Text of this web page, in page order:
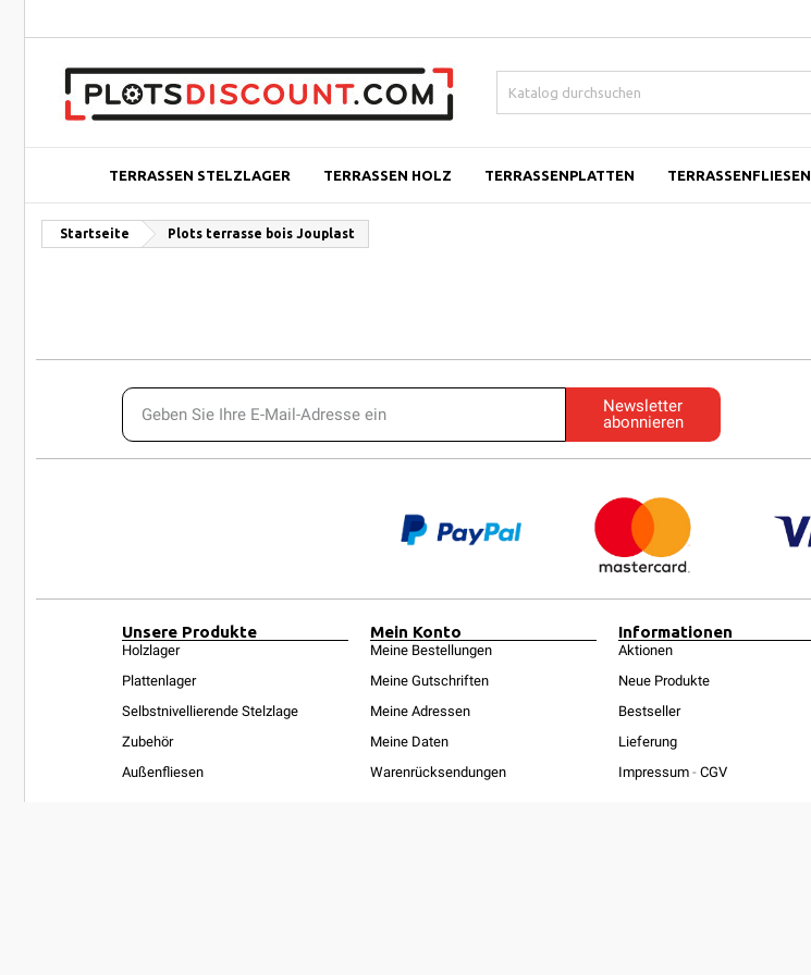
TERRASSEN STELZLAGER TERRASSEN HOLZ TERRASSENPLATTEN TERRASSENFLIESEN
Startseite Plots terrasse bois Jouplast
Newsletter
abonnieren
Unsere Produkte
Holzlager
Plattenlager
Selbstnivellierende Stelzlage
Zubehör
Außenfliesen
Mein Konto
Meine Bestellungen
Meine Gutschriften
Meine Adressen
Meine Daten
Warenrücksendungen
Informationen
Aktionen
Neue Produkte
Bestseller
Lieferung
Impressum - CGV